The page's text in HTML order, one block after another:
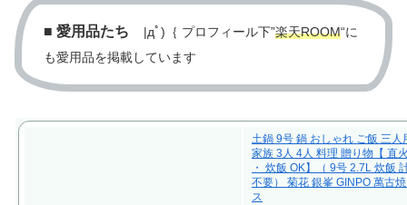
■ 愛用品たち |дﾟ)｛ プロフィール下”楽天ROOM“に
も愛用品を掲載しています
土鍋 9号 鍋 おしゃれ ご飯 三人
家族 3人 4人 料理 贈り物【 直
・ 炊飯 OK】（ 9号 2.7L 炊飯
不要） 菊花 銀峯 GINPO 萬古
ス